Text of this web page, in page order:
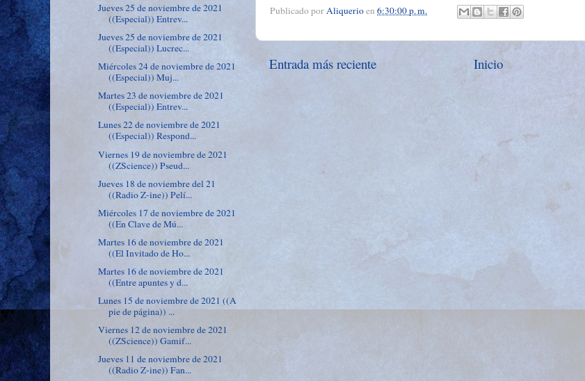
Publicado por Aliquerioen 6:30:00 p. m.
Entrada más reciente Inicio
Jueves 25 de noviembre de 2021
((Especial)) Entrev...
Jueves 25 de noviembre de 2021
((Especial)) Lucrec...
Miércoles 24 de noviembre de 2021
((Especial)) Muj...
Martes 23 de noviembre de 2021
((Especial)) Entrev...
Lunes 22 de noviembre de 2021
((Especial)) Respond...
Viernes 19 de noviembre de 2021
((ZScience)) Pseud...
Jueves 18 de noviembre del 21
((Radio Z-ine)) Pelí...
Miércoles 17 de noviembre de 2021
((En Clave de Mú...
Martes 16 de noviembre de 2021
((El Invitado de Ho...
Martes 16 de noviembre de 2021
((Entre apuntes y d...
Lunes 15 de noviembre de 2021 ((A
pie de página)) ...
Viernes 12 de noviembre de 2021
((ZScience)) Gamif...
Jueves 11 de noviembre de 2021
((Radio Z-ine)) Fan...